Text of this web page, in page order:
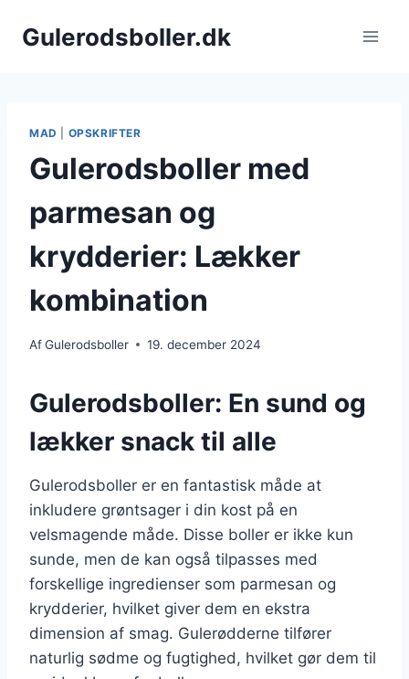
Gulerodsboller.dk
MAD OPSKRIFTER
Gulerodsboller med
parmesan og
krydderier: Lækker
kombination
AfGulerodsboller 19. december 2024
Gulerodsboller: En sund og
lækker snack til alle
Gulerodsboller er en fantastisk måde at
inkludere grøntsager i din kost på en
velsmagende måde. Disse boller er ikke kun
sunde, men de kan også tilpasses med
forskellige ingredienser som parmesan og
krydderier, hvilket giver dem en ekstra
dimension af smag. Gulerødderne tilfører
naturlig sødme og fugtighed, hvilket gør dem til